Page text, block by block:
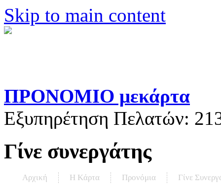
Skip to main content
ΠΡΟΝΟΜΙΟ μεκάρτα
Εξυπηρέτηση Πελατών:
Γίνε συνεργάτης
Αρχική Η Kάρτα Προνόμια Γίνε